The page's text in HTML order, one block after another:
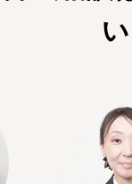
い